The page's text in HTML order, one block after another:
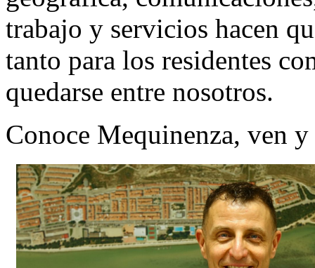
trabajo y servicios hacen
tanto para los residentes
quedarse entre nosotros.
Conoce Mequinenza, ven y